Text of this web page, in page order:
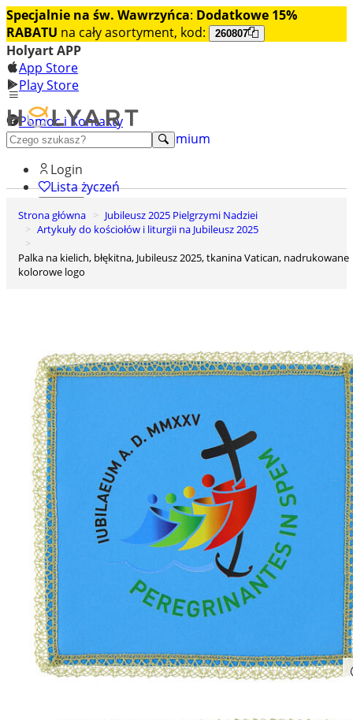
Specjalnie na św. Wawrzyńca: Dodatkowe 15%
RABATU na cały asortyment, kod: 260807
Holyart APP
App Store
Play Store
Pomoc i Kontakty
+48 222 922 860
Odkryj premium
Login
Lista życzeń
0
Koszyk
Strona główna
Jubileusz 2025 Pielgrzymi Nadziei
Artykuły do kościołów i liturgii na Jubileusz 2025
Palka na kielich, błękitna, Jubileusz 2025, tkanina Vatican, nadrukowane
kolorowe logo